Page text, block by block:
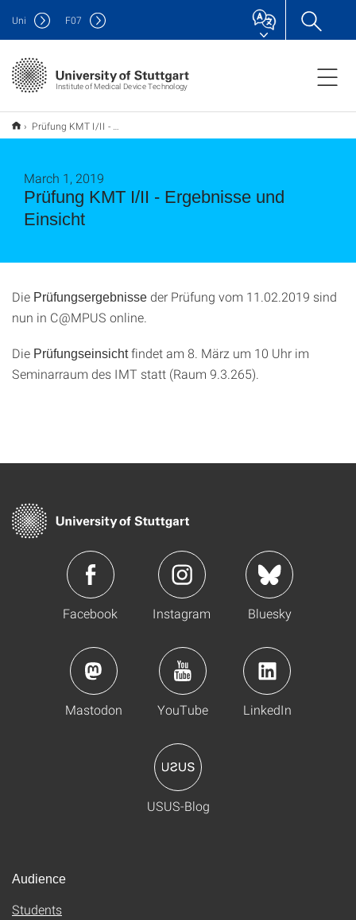
Institute of Medical Device Technology
Uni F07
Prüfung KMT I/II - Ergebnisse und Einsicht
Prüfung KMT I/II - Ergebnisse und
Einsicht
March 1, 2019
Die Prüfungsergebnisse der Prüfung vom 11.02.2019 sind
nun in C@MPUS online.
Die Prüfungseinsichtfindet am 8. März um 10 Uhr im
Seminarraum des IMT statt (Raum 9.3.265).
Facebook Instagram Bluesky
Mastodon YouTube LinkedIn
USUS-Blog
Audience
Students